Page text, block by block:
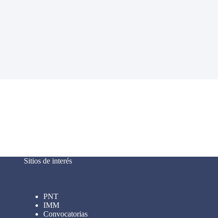
Sitios de interés
PNT
IMM
Convocatorias